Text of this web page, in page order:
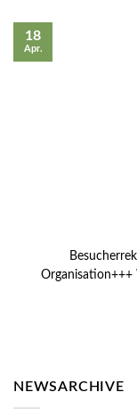
Organisation+++
18
Apr.
NEWSARCHIVE